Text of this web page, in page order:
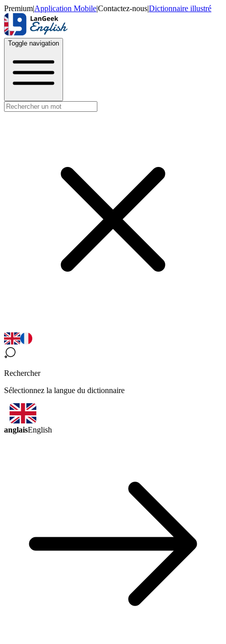
Premium|Application Mobile|Contactez-nous|Dictionnaire illustré
Toggle navigation
Rechercher
Sélectionnez la langue du dictionnaire
anglaisEnglish